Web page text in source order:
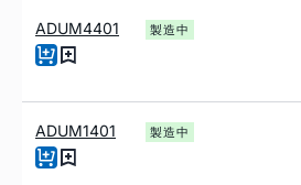
ADUM4401 製造中
ADUM1401 製造中